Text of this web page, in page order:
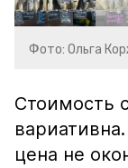
Фото: Ольга
Стоимость
цена не